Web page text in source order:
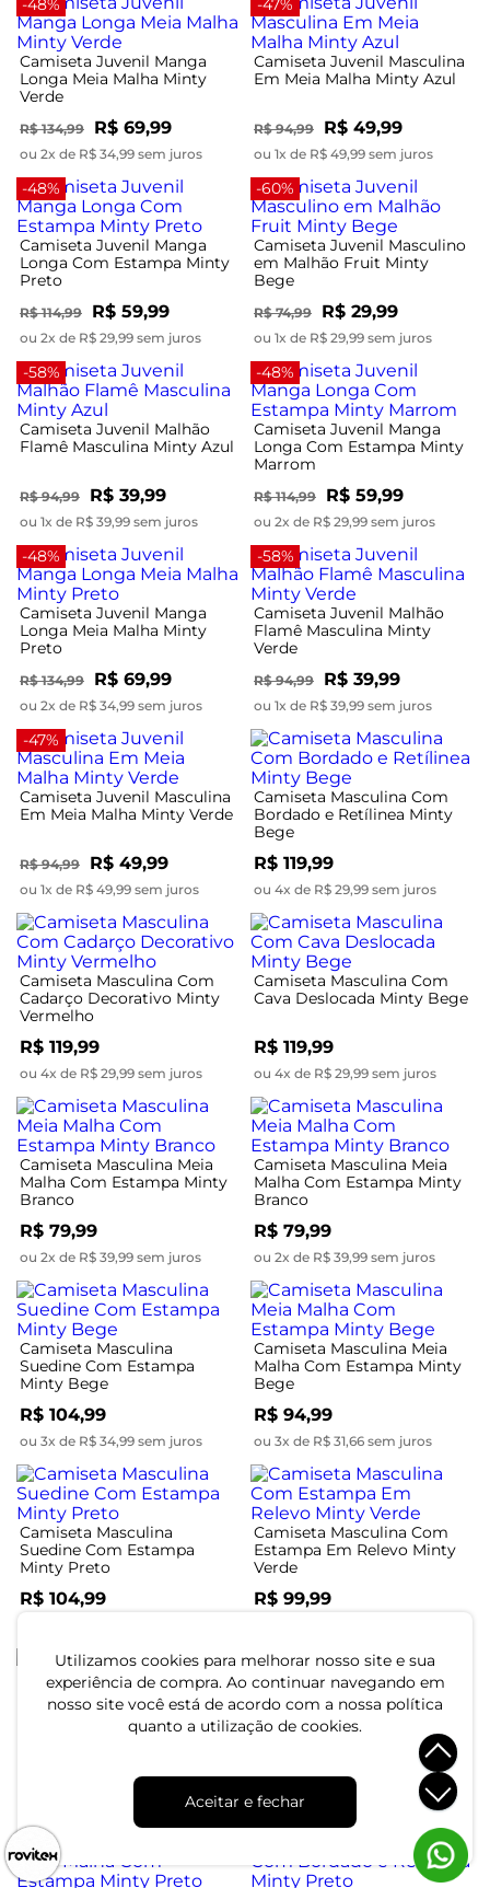
Utilizamos cookies para melhorar nosso site e sua
experiência de compra. Ao continuar navegando em
nosso site você está de acordo com a nossa política
quanto a utilização de cookies.
Aceitar e fechar
Camiseta Juvenil Manga
Longa Meia Malha Minty
Verde
R$ 134,99 R$ 69,99
ou 2x de R$ 34,99 sem juros
Camiseta Juvenil Masculina
Em Meia Malha Minty Azul
R$ 94,99 R$ 49,99
ou 1x de R$ 49,99 sem juros
-48%
Camiseta Juvenil Manga
Longa Com Estampa Minty
Preto
R$ 114,99 R$ 59,99
ou 2x de R$ 29,99 sem juros
-60%
Camiseta Juvenil Masculino
em Malhão Fruit Minty
Bege
R$ 74,99 R$ 29,99
ou 1x de R$ 29,99 sem juros
-58%
Camiseta Juvenil Malhão
Flamê Masculina Minty Azul
R$ 94,99 R$ 39,99
ou 1x de R$ 39,99 sem juros
-48%
Camiseta Juvenil Manga
Longa Com Estampa Minty
Marrom
R$ 114,99 R$ 59,99
ou 2x de R$ 29,99 sem juros
-48%
Camiseta Juvenil Manga
Longa Meia Malha Minty
Preto
R$ 134,99 R$ 69,99
ou 2x de R$ 34,99 sem juros
-58%
Camiseta Juvenil Malhão
Flamê Masculina Minty
Verde
R$ 94,99 R$ 39,99
ou 1x de R$ 39,99 sem juros
-47%
Camiseta Juvenil Masculina
Em Meia Malha Minty Verde
R$ 94,99 R$ 49,99
ou 1x de R$ 49,99 sem juros
Camiseta Masculina Com
Bordado e Retílinea Minty
Bege
R$ 119,99
ou 4x de R$ 29,99 sem juros
Camiseta Masculina Com
Cadarço Decorativo Minty
Vermelho
R$ 119,99
ou 4x de R$ 29,99 sem juros
Camiseta Masculina Com
Cava Deslocada Minty Bege
R$ 119,99
ou 4x de R$ 29,99 sem juros
Camiseta Masculina Meia
Malha Com Estampa Minty
Branco
R$ 79,99
ou 2x de R$ 39,99 sem juros
Camiseta Masculina Meia
Malha Com Estampa Minty
Branco
R$ 79,99
ou 2x de R$ 39,99 sem juros
Camiseta Masculina
Suedine Com Estampa
Minty Bege
R$ 104,99
ou 3x de R$ 34,99 sem juros
Camiseta Masculina Meia
Malha Com Estampa Minty
Bege
R$ 94,99
ou 3x de R$ 31,66 sem juros
Camiseta Masculina
Suedine Com Estampa
Minty Preto
R$ 104,99
Camiseta Masculina Com
Estampa Em Relevo Minty
Verde
R$ 99,99
Camiseta Masculina
Estampa Com Relevo Minty
ou 3x de R$ 33,33 sem juros
Camiseta Masculina Meia
Malha Com Estampa Minty
R$ 94,99
ou 3x de R$ 31,66 sem juros